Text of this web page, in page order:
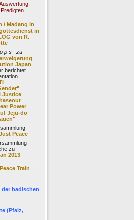
/ Madang in
in
von R.
p s zu
Japan
berichtet
Justice
Power
Jeju-do
Peace
zu
2013
Train
der badischen
(Pfalz,